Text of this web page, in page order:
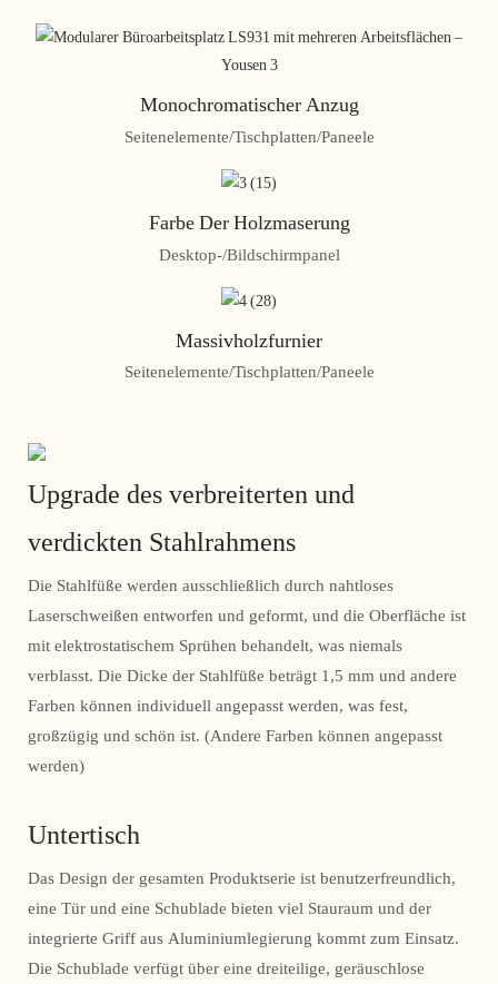
Monochromatischer Anzug
Seitenelemente/Tischplatten/Paneele
Farbe Der Holzmaserung
Desktop-/Bildschirmpanel
Massivholzfurnier
Seitenelemente/Tischplatten/Paneele
Upgrade des verbreiterten und
verdickten Stahlrahmens
Die Stahlfüße werden ausschließlich durch nahtloses
Laserschweißen entworfen und geformt, und die Oberfläche ist
mit elektrostatischem Sprühen behandelt, was niemals
verblasst. Die Dicke der Stahlfüße beträgt 1,5 mm und andere
Farben können individuell angepasst werden, was fest,
großzügig und schön ist. (Andere Farben können angepasst
werden)
Untertisch
Das Design der gesamten Produktserie ist benutzerfreundlich,
eine Tür und eine Schublade bieten viel Stauraum und der
integrierte Griff aus Aluminiumlegierung kommt zum Einsatz.
Die Schublade verfügt über eine dreiteilige, geräuschlose